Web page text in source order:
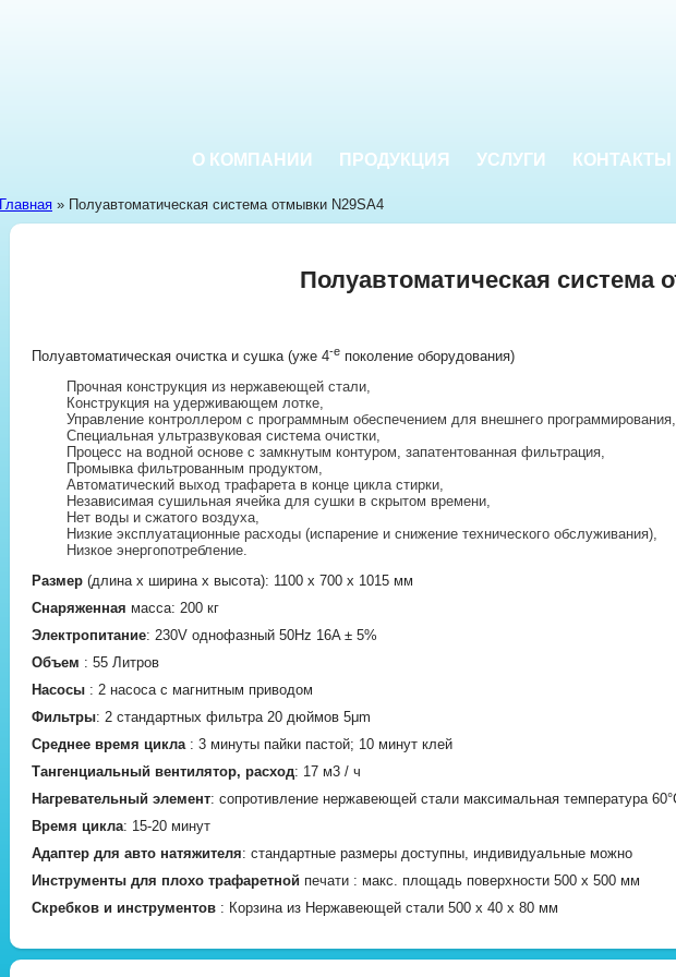
О КОМПАНИИ ПРОДУКЦИЯ УСЛУГИ КОНТАКТЫ
Главная » Полуавтоматическая система отмывки N29SA4
Полуавтоматическая система
Полуавтоматическая очистка и сушка (уже 4-е поколение оборудования)
Прочная конструкция из нержавеющей стали,
Конструкция на удерживающем лотке,
Управление контроллером с программным обеспечением для внешнего программирования,
Специальная ультразвуковая система очистки,
Процесс на водной основе с замкнутым контуром, запатентованная фильтрация,
Промывка фильтрованным продуктом,
Автоматический выход трафарета в конце цикла стирки,
Независимая сушильная ячейка для сушки в скрытом времени,
Нет воды и сжатого воздуха,
Низкие эксплуатационные расходы (испарение и снижение технического обслуживания),
Низкое энергопотребление.
Размер (длина х ширина х высота): 1100 х 700 х 1015 мм
Снаряженная масса: 200 кг
Электропитание: 230V однофазный 50Hz 16A ± 5%
Объем : 55 Литров
Насосы : 2 насоса с магнитным приводом
Фильтры: 2 стандартных фильтра 20 дюймов 5μm
Среднее время цикла: 3 минуты пайки пастой; 10 минут клей
Тангенциальный вентилятор, расход: 17 м3 / ч
Нагревательный элемент: сопротивление нержавеющей стали максимальная температура
Время цикла: 15-20 минут
Адаптер для авто натяжителя: стандартные размеры доступны, индивидуальные можно
Инструменты для плохо трафаретной печати : макс. площадь поверхности 500 x 500 мм
Скребков и инструментов : Корзина из Нержавеющей стали 500 x 40 x 80 мм